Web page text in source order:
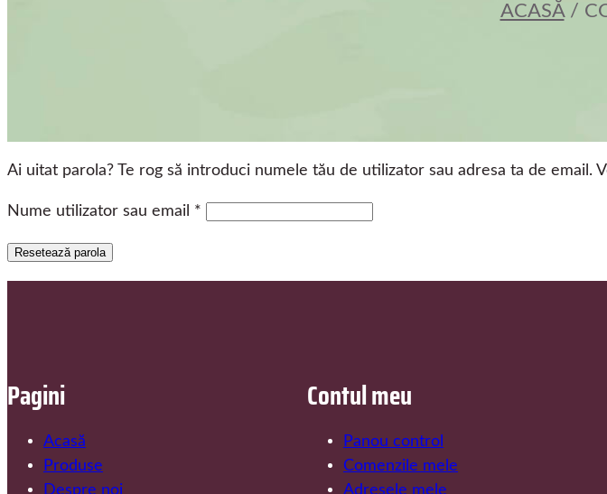
ACASĂ/
Ai uitat parola? Te rog să introduci numele tău de utilizator sau adresa ta de email.
Nume utilizator sau email *
Resetează parola
Pagini
Acasă
Produse
Despre noi
Contul meu
Panou control
Comenzile mele
Adresele mele